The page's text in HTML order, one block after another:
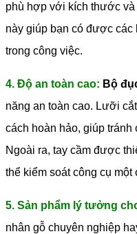
phù hợp với kích thước
này giúp bạn có được các
trong công việc.
4. Độ an toàn cao: Bộ
năng an toàn cao. Lưỡi
cách hoàn hảo, giúp tránh
Ngoài ra, tay cầm được
thể kiểm soát công cụ một
5. Sản phẩm lý tưởng
nhân gỗ chuyên nghiệp